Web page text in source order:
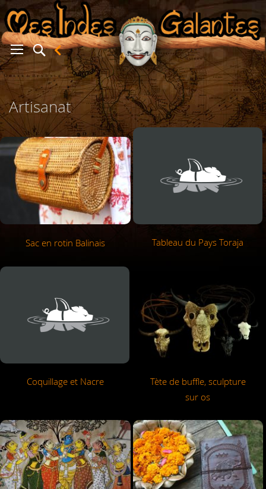
Artisanat
Sac en rotin Balinais Tableau du Pays Toraja
Coquillage et Nacre
Tète de buffle, sculpture
sur os